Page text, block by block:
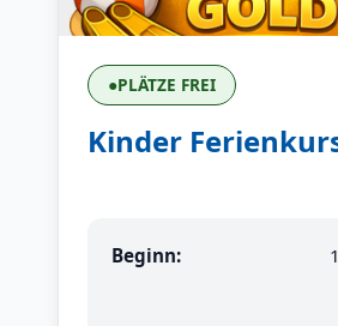
●PLÄTZE FREI
Kinder
Beginn: